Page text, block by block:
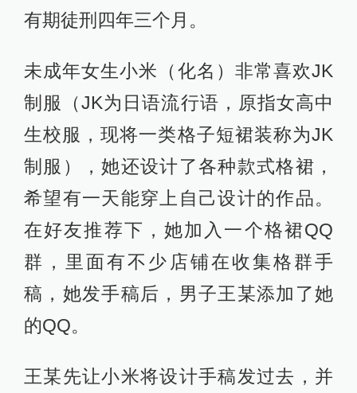
有期徒刑四年三个月。
未成年女生小米（化名）非常喜欢JK
制服（JK为日语流行语，原指女高中
生校服，现将一类格子短裙装称为JK
制服），她还设计了各种款式格裙，
希望有一天能穿上自己设计的作品。
在好友推荐下，她加入一个格裙QQ
群，里面有不少店铺在收集格群手
稿，她发手稿后，男子王某添加了她
的QQ。
王某先让小米将设计手稿发过去，并